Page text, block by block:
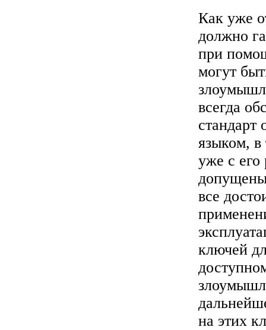
Как уже
должно
при
могут
всегда
стандарт
языком, в
уже с его
все
ключей
на этих